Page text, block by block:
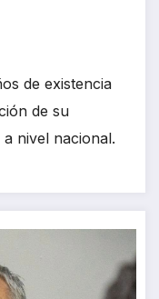
de existencia
de su
nivel nacional.